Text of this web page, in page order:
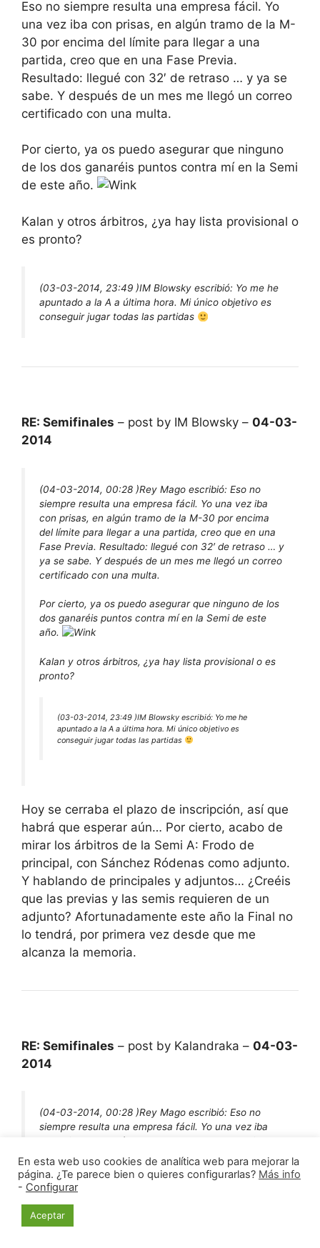
Eso no siempre resulta una empresa fácil. Yo
una vez iba con prisas, en algún tramo de la M-
30 por encima del límite para llegar a una
partida, creo que en una Fase Previa.
Resultado: llegué con 32′ de retraso … y ya se
sabe. Y después de un mes me llegó un correo
certificado con una multa.
Por cierto, ya os puedo asegurar que ninguno
de los dos ganaréis puntos contra mí en la Semi
de este año.
Kalan y otros árbitros, ¿ya hay lista provisional o
es pronto?
(03-03-2014, 23:49 )IM Blowsky escribió: Yo me he
apuntado a la A a última hora. Mi único objetivo es
conseguir jugar todas las partidas
RE: Semifinales – post by IM Blowsky – 04-03-
2014
(04-03-2014, 00:28 )Rey Mago escribió: Eso no
siempre resulta una empresa fácil. Yo una vez iba
con prisas, en algún tramo de la M-30 por encima
del límite para llegar a una partida, creo que en una
Fase Previa. Resultado: llegué con 32′ de retraso … y
ya se sabe. Y después de un mes me llegó un correo
certificado con una multa.
Por cierto, ya os puedo asegurar que ninguno de los
dos ganaréis puntos contra mí en la Semi de este
año.
Kalan y otros árbitros, ¿ya hay lista provisional o es
pronto?
(03-03-2014, 23:49 )IM Blowsky escribió: Yo me he
apuntado a la A a última hora. Mi único objetivo es
conseguir jugar todas las partidas
Hoy se cerraba el plazo de inscripción, así que
habrá que esperar aún… Por cierto, acabo de
mirar los árbitros de la Semi A: Frodo de
principal, con Sánchez Ródenas como adjunto.
Y hablando de principales y adjuntos… ¿Creéis
que las previas y las semis requieren de un
adjunto? Afortunadamente este año la Final no
lo tendrá, por primera vez desde que me
alcanza la memoria.
RE: Semifinales – post by Kalandraka – 04-03-
2014
(04-03-2014, 00:28 )Rey Mago escribió: Eso no
siempre resulta una empresa fácil. Yo una vez iba
con prisas, en algún tramo de la M-30 por encima
del límite para llegar a una partida, creo que en una
Fase Previa. Resultado: llegué con 32′ de retraso … y
ya se sabe. Y después de un mes me llegó un correo
Por cierto, ya os puedo asegurar que ninguno de los
En esta web uso cookies de analítica web para mejorar la
página. ¿Te parece bien o quieres configurarlas? Más info
- Configurar
Aceptar